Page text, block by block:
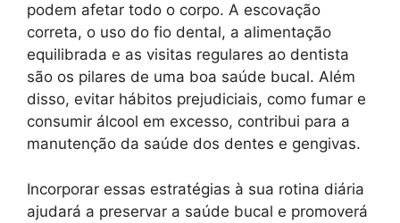
podem afetar todo o corpo. A escovação
correta, o uso do fio dental, a alimentação
equilibrada e as visitas regulares ao dentista
são os pilares de uma boa saúde bucal. Além
disso, evitar hábitos prejudiciais, como fumar e
consumir álcool em excesso, contribui para a
manutenção da saúde dos dentes e gengivas.
Incorporar essas estratégias à sua rotina diária
ajudará a preservar a saúde bucal e promoverá